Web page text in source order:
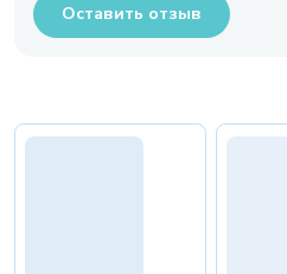
Оставить отзыв